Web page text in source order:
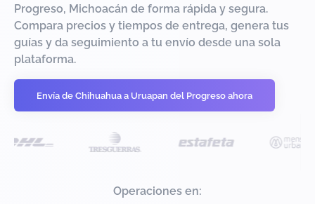
Progreso, Michoacán de forma rápida y segura.
Compara precios y tiempos de entrega, genera tus
guías y da seguimiento a tu envío desde una sola
plataforma.
Envía de Chihuahua a Uruapan del Progreso ahora
Operaciones en: